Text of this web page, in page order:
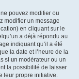
pouvez modifier ou
modifier un message
en cliquant sur le
a déjà répondu au
indiquant qu’il a été
la date et l’heure de la
si un modérateur ou un
la possibilité de laisser
leur propre initiative.